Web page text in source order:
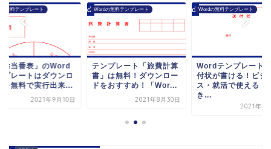
無料テンプレート
除当番表」のWord
プレートはダウンロ
を無料で実行出来...
2021年9月10日
Wordの無料テンプレート
テンプレート「旅費計算
書」は無料！ダウンロー
ドをおすすめ！「Wor...
2021年8月30日
Wordの無料テンプレート
Wordテンプレート
付状が書ける！ビジ
ス・就活で使える！
き...
2021年8